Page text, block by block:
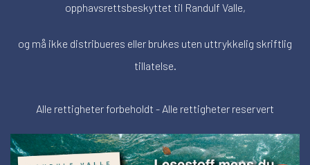
opphavsrettsbeskyttet til Randulf Valle,
og må ikke distribueres eller brukes uten uttrykkelig skriftlig
tillatelse.
Alle rettigheter forbeholdt - Alle rettigheter reservert